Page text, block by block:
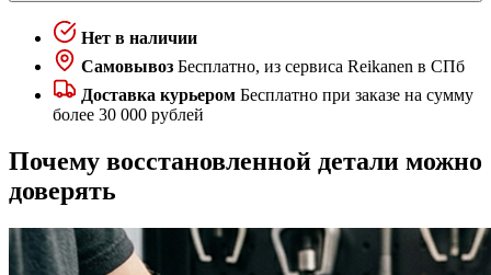
Нет в наличии
Самовывоз Бесплатно, из сервиса Reikanen в СПб
Доставка курьером Бесплатно при заказе на сумму
более 30 000 рублей
Почему восстановленной детали можно
доверять